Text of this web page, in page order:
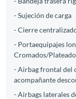
- Sujeción de carga
- Cierre
- Portaequipajes
Cromados/
- Airbag frontal del
acompañante
- Airbags laterales